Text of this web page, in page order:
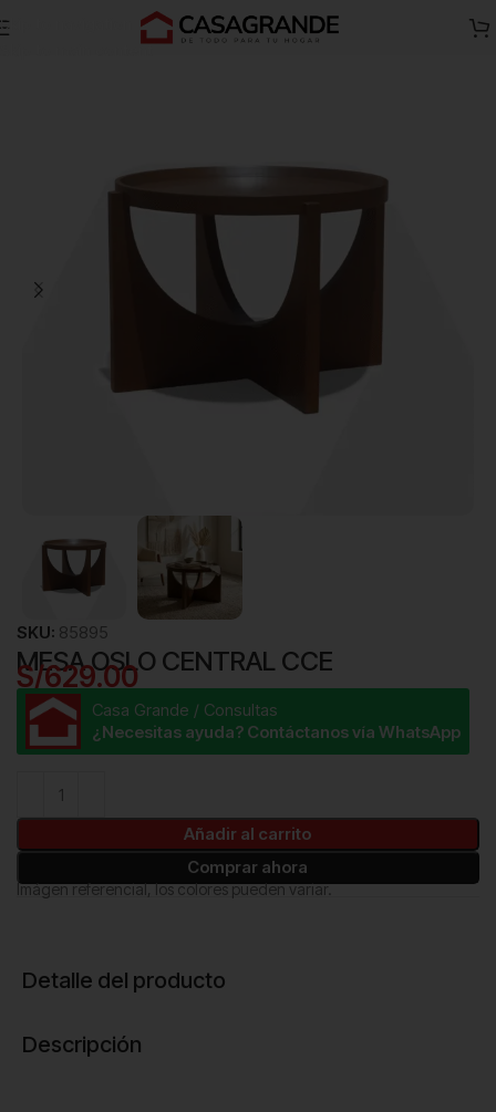
Skip to navigation
Skip to main content
Mesas de centro-B
MESA OSLO CENTRAL CCE
SKU: 85895
S/629.00
Casa Grande / Consultas
¿Necesitas ayuda? Contáctanos vía WhatsApp
Añadir al carrito
Comprar ahora
Imágen referencial, los colores pueden variar.
Detalle del producto
Descripción